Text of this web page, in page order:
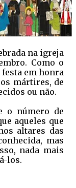
na igreja
Como o
em honra
mártires, de
ou não.
o número de
aqueles que
altares das
mas
nada mais
los.